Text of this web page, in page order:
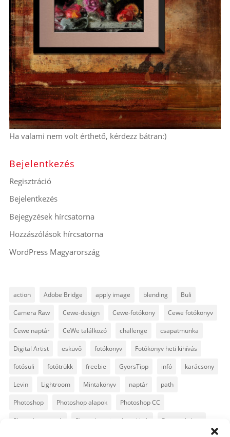
Ha valami nem volt érthető, kérdezz bátran:)
Bejelentkezés
Regisztráció
Bejelentkezés
Bejegyzések hírcsatorna
Hozzászólások hírcsatorna
WordPress Magyarország
action Adobe Bridge apply image blending Buli
Camera Raw Cewe-design Cewe-fotóköny Cewe fotókönyv
Cewe naptár CeWe találkozó challenge csapatmunka
Digital Artist esküvő fotókönyv Fotókönyv heti kihívás
fotósuli fotótrükk freebie GyorsTipp infó karácsony
Levin Lightroom Mintakönyv naptár path
Photoshop Photoshop alapok Photoshop CC
Photoshop tippek Photoshop tippek, trükkök Postworkshop